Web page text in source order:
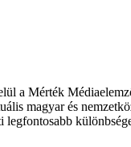
a Mérték
magyar és